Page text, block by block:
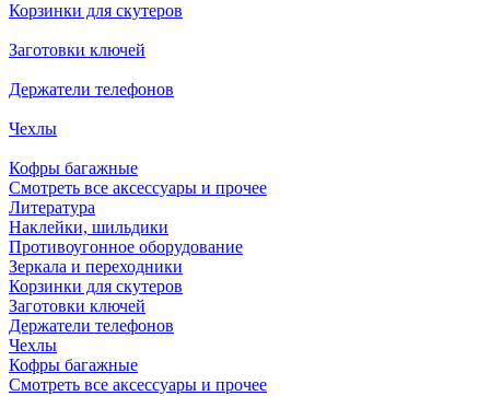
Корзинки для скутеров
Заготовки ключей
Держатели телефонов
Чехлы
Кофры багажные
Смотреть все аксессуары и прочее
Литература
Наклейки, шильдики
Противоугонное оборудование
Зеркала и переходники
Корзинки для скутеров
Заготовки ключей
Держатели телефонов
Чехлы
Кофры багажные
Смотреть все аксессуары и прочее